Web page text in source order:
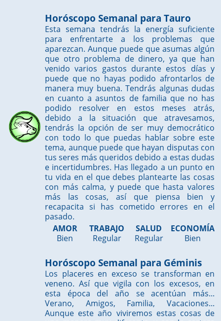
Horóscopo Semanal para Tauro
Esta semana tendrás la energía suficiente
para enfrentarte a los problemas que
aparezcan. Aunque puede que asumas algún
que otro problema de dinero, ya que han
venido varios gastos durante estos días y
puede que no hayas podido afrontarlos de
manera muy buena. Tendrás algunas dudas
en cuanto a asuntos de familia que no has
podido resolver en estos meses atrás,
debido a la situación que atravesamos,
tendrás la opción de ser muy democrático
con todo lo que puedas hablar sobre este
tema, aunque puede que hayan disputas con
tus seres más queridos debido a estas dudas
e incertidumbres. Has llegado a un punto en
tu vida en el que debes plantearte las cosas
con más calma, y puede que hasta valores
más las cosas, así que piensa bien y
recapacita si has cometido errores en el
pasado.
AMOR
Bien
TRABAJO
Regular
SALUD
Regular
ECONOMÍA
Bien
Horóscopo Semanal para Géminis
Los placeres en exceso se transforman en
veneno. Así que vigila con los excesos, en
esta época del año se acentúan más...
Verano, Amigos, Familia, Vacaciones...
Aunque este año viviremos estas cosas de